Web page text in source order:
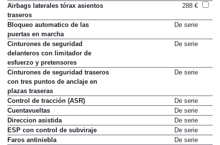
Airbags laterales tórax asientos
traseros
288 €
Bloqueo automatico de las
puertas en marcha
De serie
Cinturones de seguridad
delanteros con limitador de
esfuerzo y pretensores
De serie
Cinturones de seguridad traseros
con tres puntos de anclaje en
plazas traseras
De serie
Control de tracción (ASR)
De serie
Cuentavueltas
De serie
Direccion asistida
De serie
ESP con control de subviraje
De serie
Faros antiniebla
De serie